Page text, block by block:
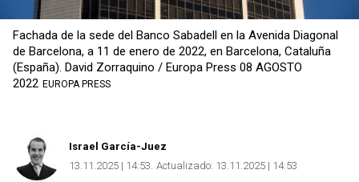
Copiar
Fachada de la sede del Banco Sabadell en la Avenida Diagonal
de Barcelona, a 11 de enero de 2022, en Barcelona, Cataluña
(España). David Zorraquino / Europa Press 08 AGOSTO
2022 EUROPA PRESS
Israel García-Juez
13.11.2025 | 14:53 Actualizado: 13.11.2025 | 14:53